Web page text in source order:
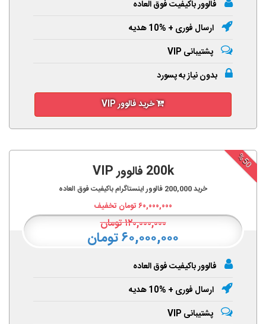
فالوور باکیفیت فوق العاده
ارسال فوری + %10 هدیه
پشتیبانی VIP
بدون نیاز به پسورد
خرید فالوور VIP
%50
200k فالوور VIP
خرید200,000 فالوور اینستاگرام باکیفیت فوق العاده
۶۰,۰۰۰,۰۰۰تومان تخفیف
۱۲۰,۰۰۰,۰۰۰تومان
۶۰,۰۰۰,۰۰۰ تومان
فالوور باکیفیت فوق العاده
ارسال فوری + %10 هدیه
پشتیبانی VIP